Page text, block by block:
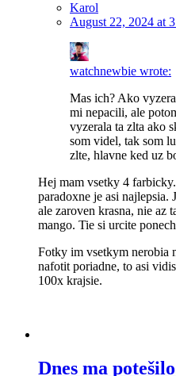
Karol
August 22, 2024 at
watchnewbie wrote:
Mas ich? Ako
mi nepacili, ale
vyzerala ta zlta ako
som videl, tak som
zlte, hlavne ked uz
Hej mam vsetky 4
paradoxne je asi najlepsia.
ale zaroven krasna, nie az
mango. Tie si urcite
Fotky im vsetkym nerobia
nafotit poriadne, to asi
100x krajsie.
Dnes ma